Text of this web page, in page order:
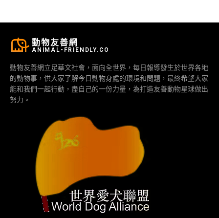
動物友善網
ANIMAL-FRIENDLY.CO
動物友善網立足華文社會，面向全世界，每日報導發生於世界各地
的動物事，供大家了解今日動物身處的環境和問題，最終希望大家
能和我們一起行動，盡自己的一份力量，為打造友善動物星球做出
努力。